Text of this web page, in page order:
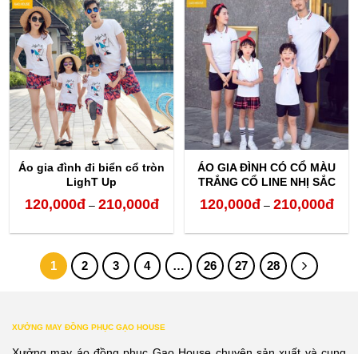
120,000đ
đến
210,000đ
đến
Áo gia đình đi biển cổ tròn
LighT Up
120,000đ – 210,000đKhoảng
120,000đ
210,000đ
ÁO GIA ĐÌNH CÓ CỔ MÀU
TRẮNG CỔ LINE NHỊ SẮC
120,000đ – 210,000đ
1 2 3 4 … 26 27 28
XƯỞNG MAY ĐỒNG PHỤC GẠO HOUSE